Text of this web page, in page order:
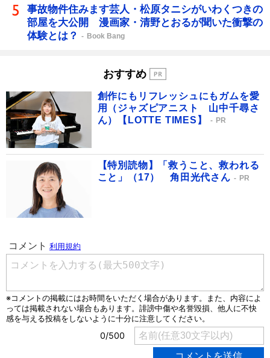
事故物件住みます芸人・松原タニシがいわくつきの
部屋を大公開 漫画家・清野とおるが聞いた衝撃の
体験とは？
Book Bang
おすすめ
創作にもリフレッシュにもガムを愛
用（ジャズピアニスト 山中千尋さ
ん）【LOTTE TIMES】
PR
【特別読物】「救うこと、救われる
こと」（17） 角田光代さん
PR